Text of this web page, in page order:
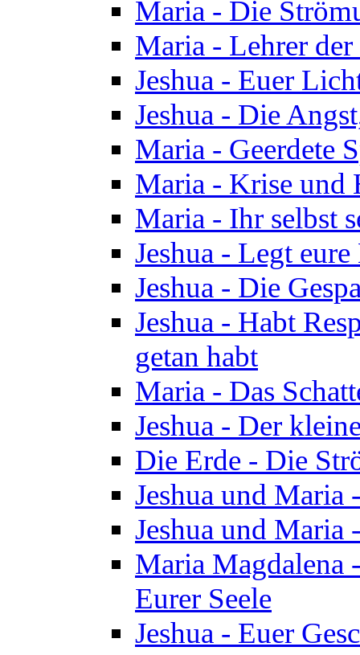
Maria - Die
Maria - Lehrer
Jeshua - Euer
Jeshua - Die
Maria - Geerdete
Maria - Krise und
Maria - Ihr selbst
Jeshua - Legt
Jeshua - Die
Jeshua - Habt
getan habt
Maria - Das
Jeshua - Der
Die Erde - Die
Jeshua und Maria
Jeshua und Maria
Maria Magdalena
Eurer Seele
Jeshua - Euer